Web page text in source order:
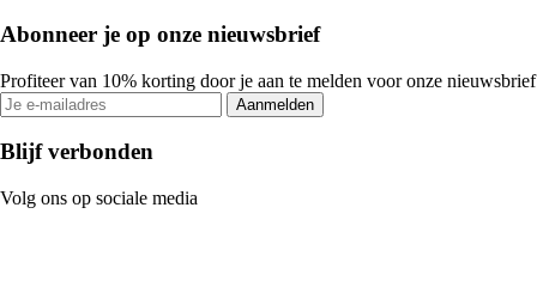
Abonneer je op onze nieuwsbrief
Profiteer van 10% korting door je aan te melden voor onze nieuwsbrief
Aanmelden
Blijf verbonden
Volg ons op sociale media